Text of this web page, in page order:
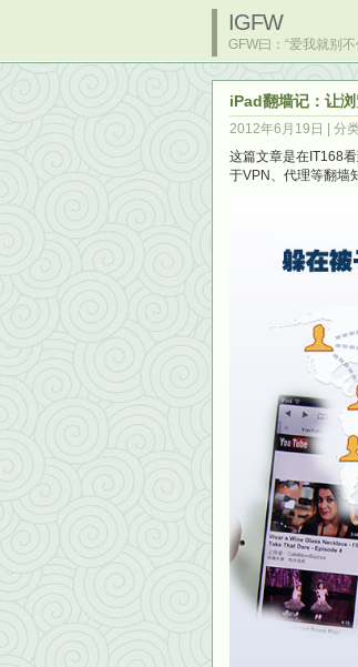
IGFW
GFW曰：“爱我就别不
iPad翻墙记：让
2012年6月19日 | 分
这篇文章是在IT168
于VPN、代理等翻墙